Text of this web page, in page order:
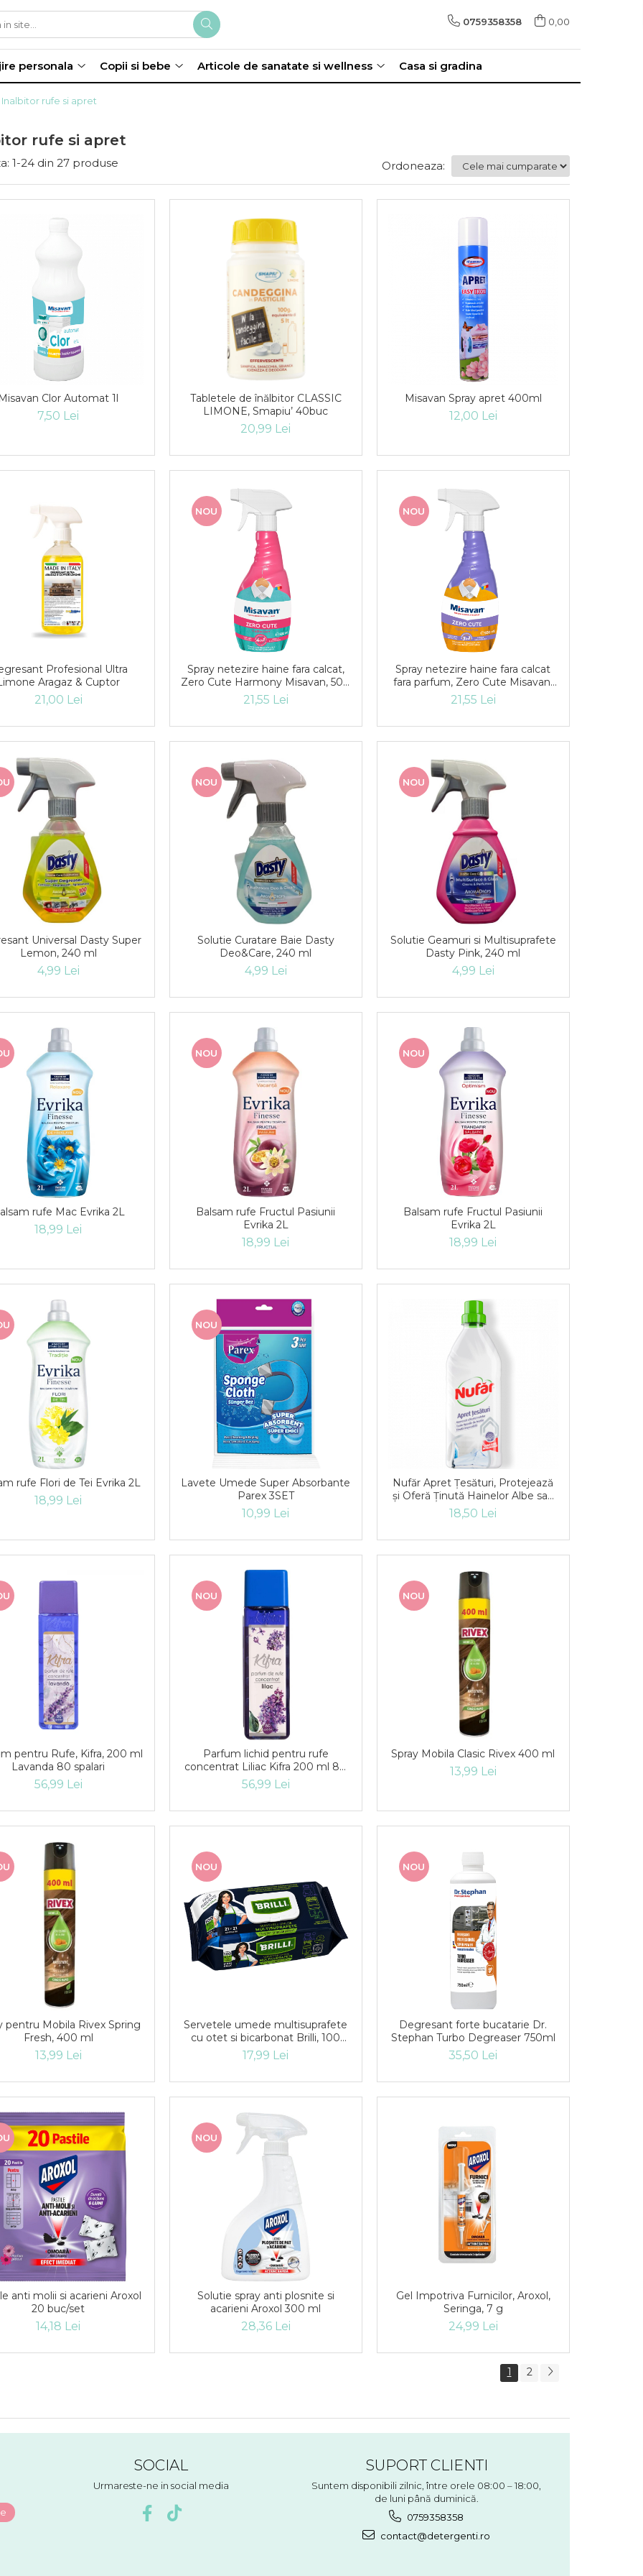
0759358358 0,00
personala Copii si bebe Articole de sanatate si wellness Casa si gradina
Inalbitor rufe si apret
rufe si apret
1-24din 27 produse Ordoneaza:
Misavan Clor Automat 1l
7,50 Lei
Tabletele de înălbitor CLASSIC
LIMONE, Smapiu’ 40buc
20,99 Lei
Misavan Spray apret 400ml
12,00 Lei
Profesional Ultra
Aragaz & Cuptor
21,00 Lei
NOU
Spray netezire haine fara calcat,
Zero Cute Harmony Misavan, 500
ml
21,55 Lei
NOU
Spray netezire haine fara calcat
fara parfum, Zero Cute Misavan,
500 ml
21,55 Lei
Universal Dasty Super
Lemon, 240 ml
4,99 Lei
NOU
Solutie Curatare Baie Dasty
Deo&Care, 240 ml
4,99 Lei
NOU
Solutie Geamuri si Multisuprafete
Dasty Pink, 240 ml
4,99 Lei
rufe Mac Evrika 2L
18,99 Lei
NOU
Balsam rufe Fructul Pasiunii
Evrika 2L
18,99 Lei
NOU
Balsam rufe Fructul Pasiunii
Evrika 2L
18,99 Lei
rufe Flori de Tei Evrika 2L
18,99 Lei
NOU
Lavete Umede Super Absorbante
Parex 3SET
10,99 Lei
Nufăr Apret Țesături, Protejează
și Oferă Ținută Hainelor Albe sau
Colorate, 750 ml
18,50 Lei
pentru Rufe, Kifra, 200 ml
Lavanda 80 spalari
56,99 Lei
NOU
Parfum lichid pentru rufe
concentrat Liliac Kifra 200 ml 80
spalari
56,99 Lei
NOU
Spray Mobila Clasic Rivex 400 ml
13,99 Lei
pentru Mobila Rivex Spring
Fresh, 400 ml
13,99 Lei
NOU
Servetele umede multisuprafete
cu otet si bicarbonat Brilli, 100
buc/set
17,99 Lei
NOU
Degresant forte bucatarie Dr.
Stephan Turbo Degreaser 750ml
35,50 Lei
anti molii si acarieni Aroxol
20 buc/set
14,18 Lei
NOU
Solutie spray anti plosnite si
acarieni Aroxol 300 ml
28,36 Lei
Gel Impotriva Furnicilor, Aroxol,
Seringa, 7 g
24,99 Lei
1 2
SOCIAL
Urmareste-ne in social media
SUPORT CLIENTI
Suntem disponibili zilnic, între orele 08:00 – 18:00,
de luni până duminică.
0759358358
contact@detergenti.ro